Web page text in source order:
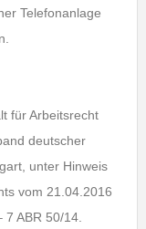
Telefonanlage
für Arbeitsrecht
deutscher
unter Hinweis
vom 21.04.2016
ABR 50/14.